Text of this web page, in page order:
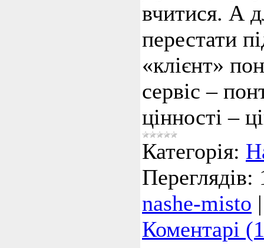
вчитися. А
перестати
«клієнт»
сервіс –
цінності –
Категорія:
Переглядів:
nashe-misto
Коментарі